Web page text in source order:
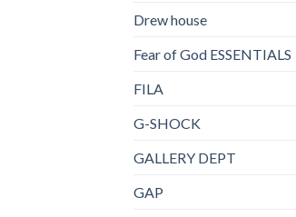
Drew house
Fear of God ESSENTIALS
FILA
G-SHOCK
GALLERY DEPT
GAP